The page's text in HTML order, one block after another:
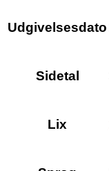
Udgivelsesdato
Sidetal
Lix